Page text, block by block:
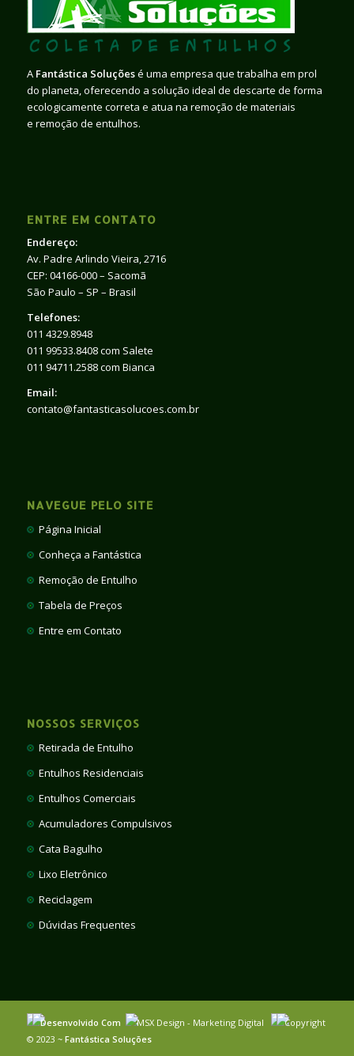
A Fantástica Soluçõesé uma empresa que trabalha em prol
do planeta, oferecendo a solução ideal de descarte de forma
ecologicamente correta e atua na remoção de materiais
e remoção de entulhos.
ENTRE EM CONTATO
Endereço:
Av. Padre Arlindo Vieira, 2716
CEP: 04166-000 – Sacomã
São Paulo – SP – Brasil
Telefones:
011 4329.8948
011 99533.8408 com Salete
011 94711.2588 com Bianca
Email:
contato@fantasticasolucoes.com.br
NAVEGUE PELO SITE
Página Inicial
Conheça a Fantástica
Remoção de Entulho
Tabela de Preços
Entre em Contato
NOSSOS SERVIÇOS
Retirada de Entulho
Entulhos Residenciais
Entulhos Comerciais
Acumuladores Compulsivos
Cata Bagulho
Lixo Eletrônico
Reciclagem
Dúvidas Frequentes
Desenvolvido Com MSX Design - Marketing Digital
Copyright
© 2023 ~ Fantástica Soluções